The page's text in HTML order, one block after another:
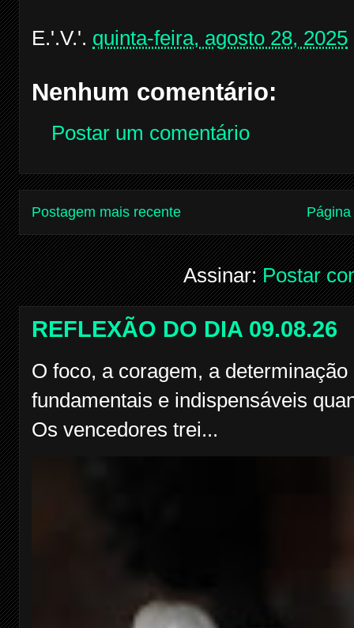
E.'.V.'. quinta-feira, agosto 28, 2025
Nenhum comentário:
Postar um comentário
Postagem mais recente
Assinar:Postar
REFLEXÃO DO DIA 09.08.26
O foco, a coragem, a
fundamentais e indispensáveis
Os vencedores trei...